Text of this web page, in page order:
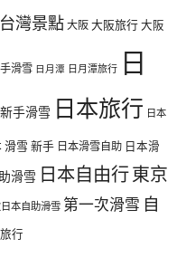
台灣景點大阪大阪旅行大阪
滑雪 日月潭 日月潭旅行 日
手滑雪 日本旅行 日本
滑雪 新手 日本滑雪自助 日本滑
滑雪 日本自由行東京
本自助滑雪 第一次滑雪 自
行